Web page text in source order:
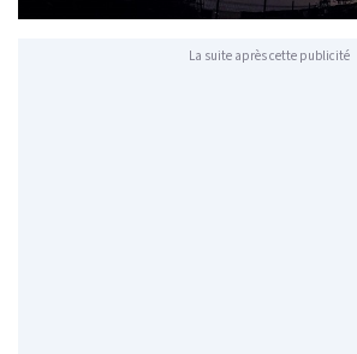
La suite après cette publicité